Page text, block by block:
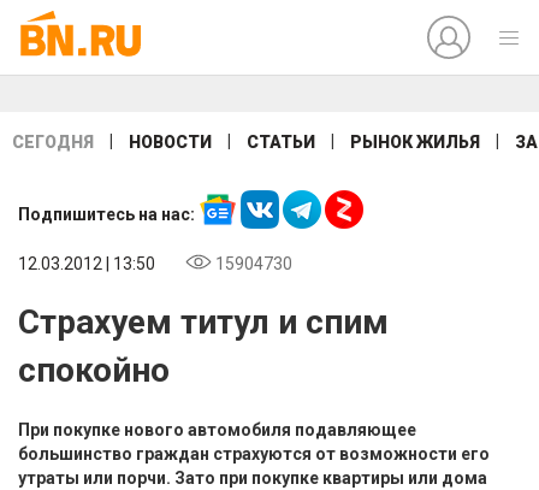
СЕГОДНЯ НОВОСТИ СТАТЬИ РЫНОК ЖИЛЬЯ
Подпишитесь на нас:
12.03.2012 | 13:50 15904730
Страхуем титул и спим
спокойно
При покупке нового автомобиля подавляющее
большинство граждан страхуются от возможности его
утраты или порчи. Зато при покупке квартиры или дома